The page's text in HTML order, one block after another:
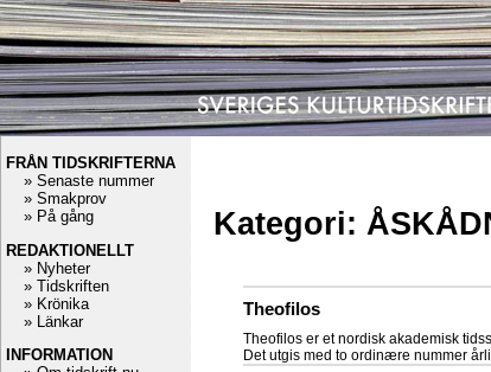
Kategori:
Theofilos
Theofilos er et nordisk akademisk
Det utgis med to ordinære nummer
FRÅN TIDSKRIFTERNA
» Senaste nummer
» Smakprov
» På gång
REDAKTIONELLT
» Nyheter
» Tidskriften
» Krönika
» Länkar
INFORMATION